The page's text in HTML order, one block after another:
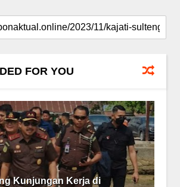
FOR YOU
Kunjungan Kerja di